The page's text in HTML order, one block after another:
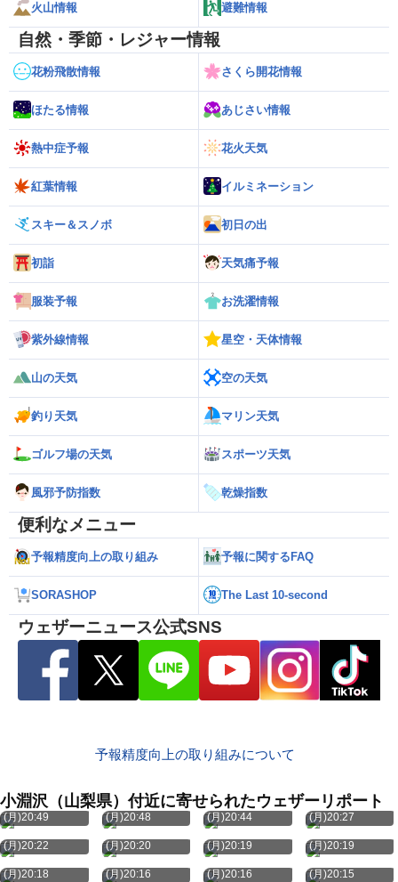
火山情報 避難情報
自然・季節・レジャー情報
花粉飛散情報 さくら開花情報
ほたる情報 あじさい情報
熱中症予報 花火天気
紅葉情報 イルミネーション
スキー＆スノボ 初日の出
初詣 天気痛予報
服装予報 お洗濯情報
紫外線情報 星空・天体情報
山の天気 空の天気
釣り天気 マリン天気
ゴルフ場の天気 スポーツ天気
風邪予防指数 乾燥指数
便利なメニュー
予報精度向上の取り組み 予報に関するFAQ
SORASHOP The Last 10-second
ウェザーニュース公式SNS
予報精度向上の取り組みについて
小淵沢（山梨県）付近に寄せられたウェザーリポート
8月10日
(月)20:49
8月10日
(月)20:48
8月10日
(月)20:44
8月10日
(月)20:27
8月10日
(月)20:22
8月10日
(月)20:20
8月10日
(月)20:19
8月10日
(月)20:19
8月10日
(月)20:18
8月10日
(月)20:16
8月10日
(月)20:16
8月10日
(月)20:15